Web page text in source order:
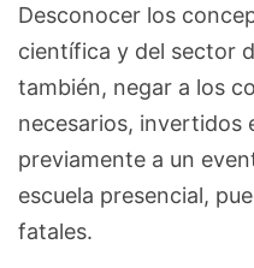
Desconocer los
científica y del sector
también, negar a los
necesarios, invertidos
previamente a un
escuela presencial,
fatales.